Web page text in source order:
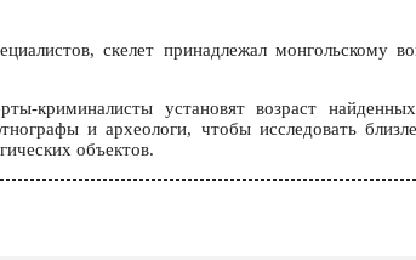
скелет принадлежал монгольскому
криминалисты установят возраст
и археологи, чтобы исследовать
объектов.